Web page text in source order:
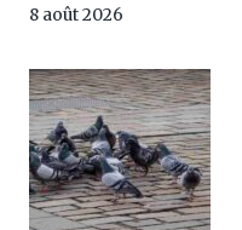
8 août 2026